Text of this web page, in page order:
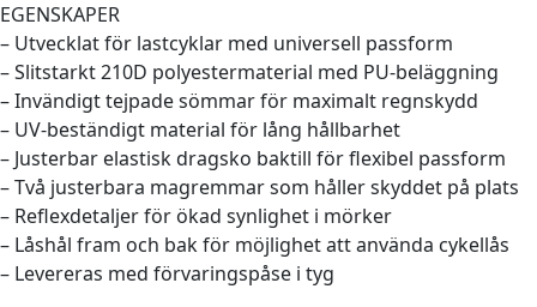
EGENSKAPER
– Utvecklat för lastcyklar med universell passform
– Slitstarkt 210D polyestermaterial med PU-beläggning
– Invändigt tejpade sömmar för maximalt regnskydd
– UV-beständigt material för lång hållbarhet
– Justerbar elastisk dragsko baktill för flexibel passform
– Två justerbara magremmar som håller skyddet på plats
– Reflexdetaljer för ökad synlighet i mörker
– Låshål fram och bak för möjlighet att använda cykellås
– Levereras med förvaringspåse i tyg